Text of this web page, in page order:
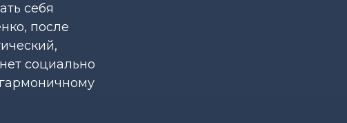
себя
после
социально